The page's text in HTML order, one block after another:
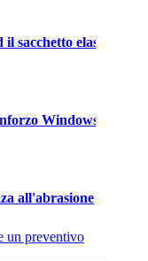
sacchetto elastici.
Windows
all'abrasione
un preventivo